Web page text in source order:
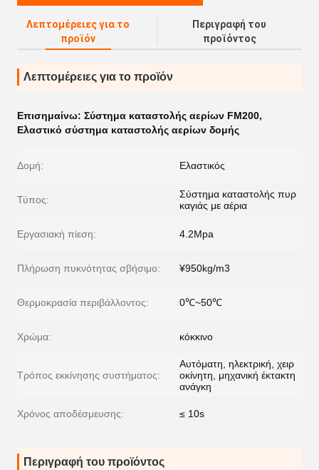
Λεπτομέρειες για το
προϊόν
Περιγραφή του
προϊόντος
Λεπτομέρειες για το προϊόν
Επισημαίνω: Σύστημα καταστολής αερίων FM200,
Ελαστικό σύστημα καταστολής αερίων δομής
Δομή: Ελαστικός
Τύπος:
Σύστημα καταστολής πυρ
καγιάς με αέρια
Εργασιακή πίεση: 4.2Mpa
Πλήρωση πυκνότητας σβήσιμο: ¥950kg/m3
Θερμοκρασία περιβάλλοντος: 0℃~50℃
Χρώμα: κόκκινο
Τρόπος εκκίνησης συστήματος:
Αυτόματη, ηλεκτρική, χειρ
οκίνητη, μηχανική έκτακτη
ανάγκη
Χρόνος αποδέσμευσης: ≤ 10s
Περιγραφή του προϊόντος